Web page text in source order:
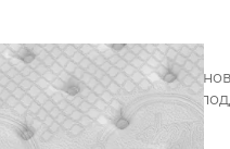
Biorytmic Sleep, в
способствует